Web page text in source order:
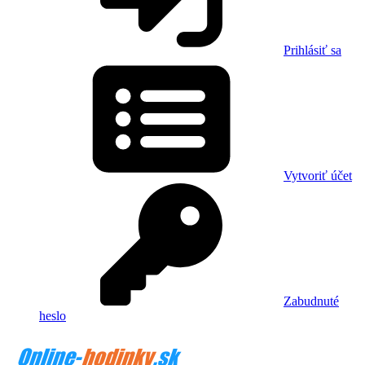
Prihlásiť sa
Vytvoriť účet
Zabudnuté
heslo